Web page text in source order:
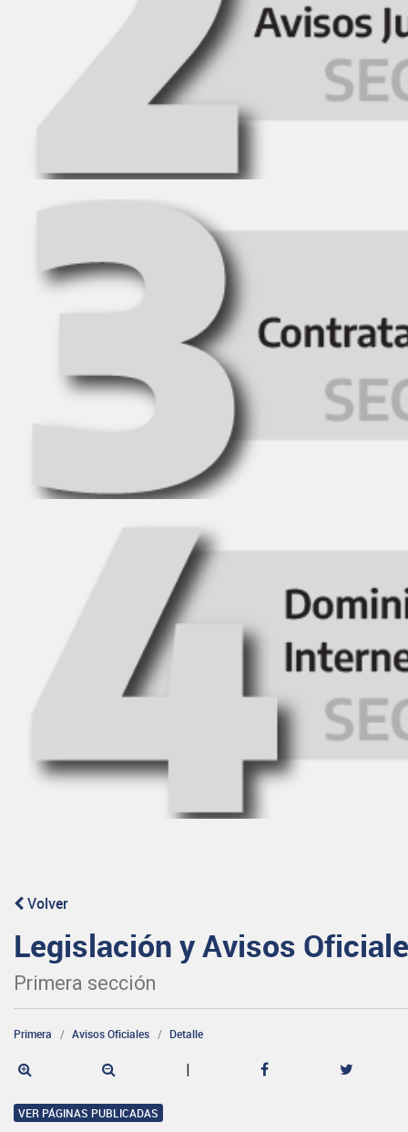
Volver
Legislación y Avisos
Primera sección
Primera Avisos Oficiales Detalle
|
VER PÁGINAS PUBLICADAS